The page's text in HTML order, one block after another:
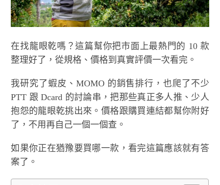
在找龍眼乾嗎？這篇幫你把市面上最熱門的 10 款
整理好了，從規格、價格到真實評價一次看完。
我研究了蝦皮、MOMO 的銷售排行，也爬了不少
PTT 跟 Dcard 的討論串，把那些真正多人推、少人
抱怨的龍眼乾挑出來。價格跟購買連結都幫你附好
了，不用再自己一個一個查。
如果你正在猶豫要買哪一款，看完這篇應該就有答
案了。